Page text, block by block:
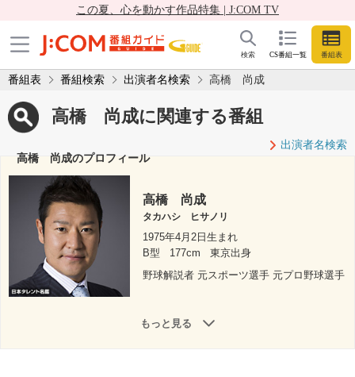
この夏、心を動かす作品特集 | J:COM TV
CS番組一覧 番組表
検索
番組表 番組検索 出演者名検索 高橋 尚成
高橋 尚成に関連する番組
出演者名検索
高橋 尚成のプロフィール
高橋 尚成
タカハシ ヒサノリ
1975年4月2日生まれ
B型
177cm
東京出身
野球解説者 元スポーツ選手 元プロ野球選手
もっと見る